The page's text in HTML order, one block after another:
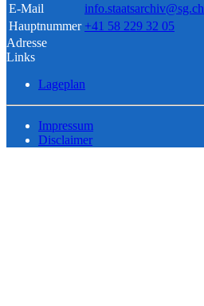
E-Mail
info.staatsarchiv@sg.ch
Hauptnummer +41 58 229 32 05
Adresse
Links
Lageplan
Impressum
Disclaimer